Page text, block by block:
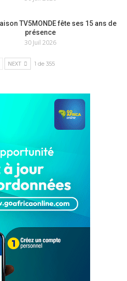
TV5MONDE fête ses 15 ans de
présence
30 Juil 2026
NEXT 1 de 355